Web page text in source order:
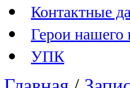
Контактные
Герои нашего
УПК